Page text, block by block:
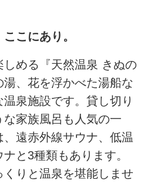
こにあり。
める『天然温泉 きぬの
、花を浮かべた湯船な
泉施設です。貸し切り
家族風呂も人気の一
遠赤外線サウナ、低温
と3種類もあります。
りと温泉を堪能しませ